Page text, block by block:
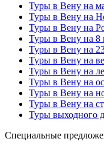
Туры в Вену на
Туры в Вену на
Туры в Вену на
Туры в Вену на 8
Туры в Вену на
Туры в Вену на
Туры в Вену на
Туры в Вену на
Туры в Вену на
Туры в Вену на
Туры выходного
Специальные